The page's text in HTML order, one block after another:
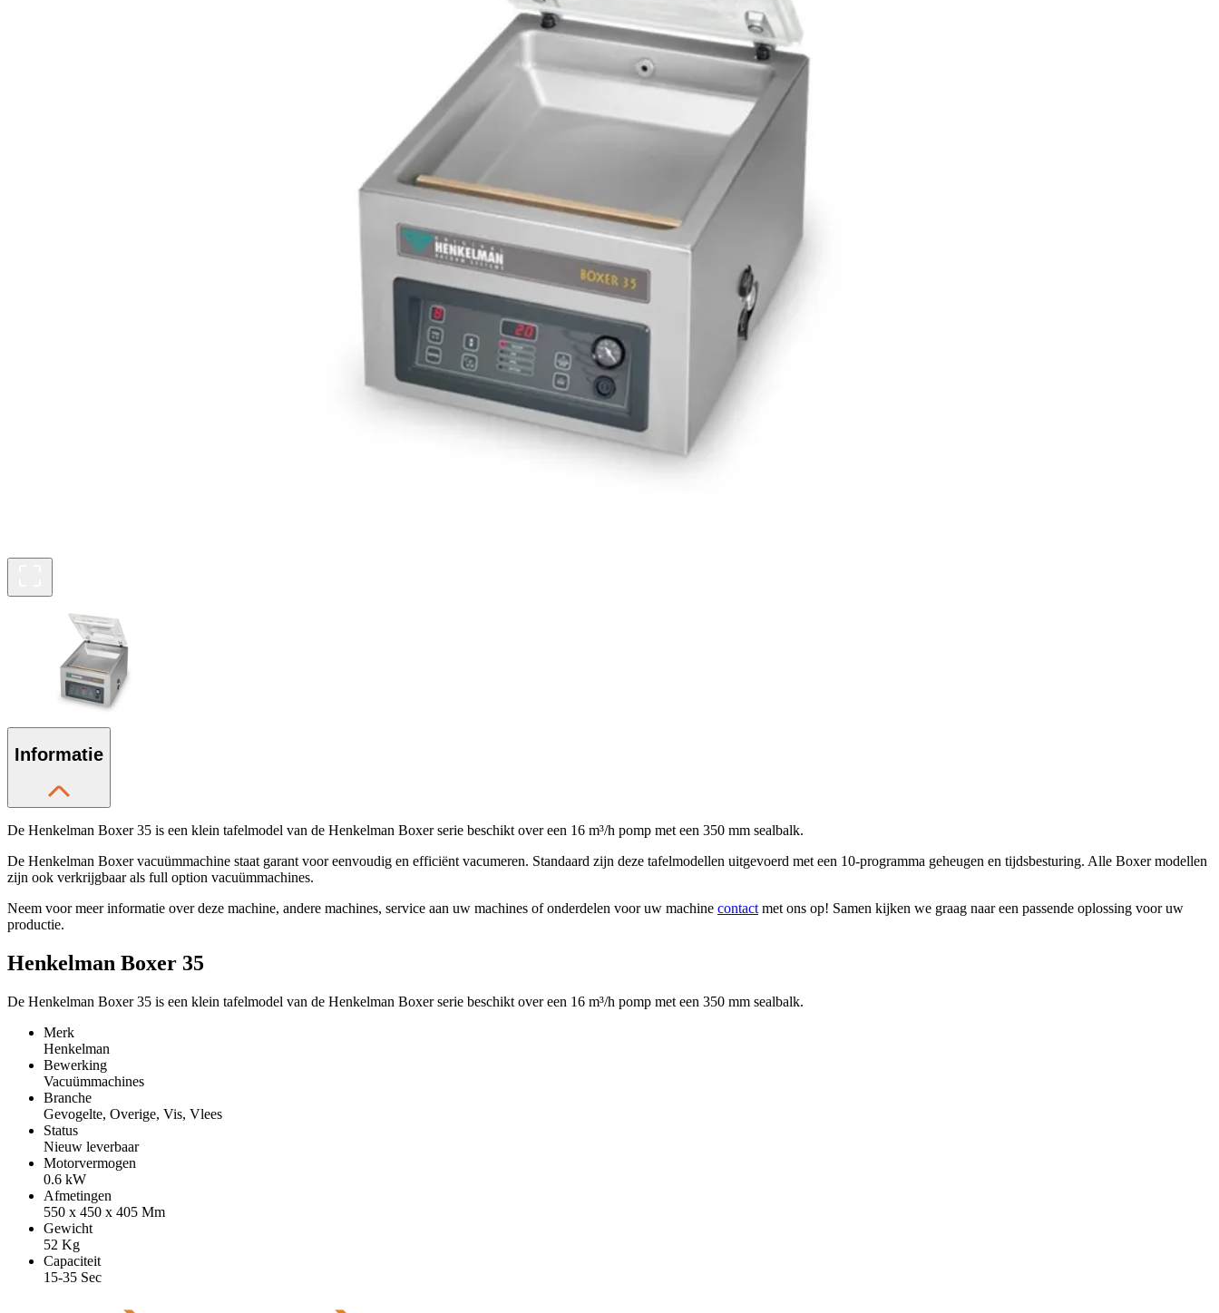
Informatie
De Henkelman Boxer 35 is een klein tafelmodel van de Henkelman Boxer serie beschikt over een 16 m³/h pomp met een 350 mm sealbalk.
De Henkelman Boxer vacuümmachine staat garant voor eenvoudig en efficiënt vacumeren. Standaard zijn deze tafelmodellen uitgevoerd met een 10-programma geheugen en tijdsbesturing. Alle Boxer modellen
zijn ook verkrijgbaar als full option vacuümmachines.
Neem voor meer informatie over deze machine, andere machines, service aan uw machines of onderdelen voor uw machine contact met ons op! Samen kijken we graag naar een passende oplossing voor uw
productie.
Henkelman Boxer 35
De Henkelman Boxer 35 is een klein tafelmodel van de Henkelman Boxer serie beschikt over een 16 m³/h pomp met een 350 mm sealbalk.
Merk
Henkelman
Bewerking
Vacuümmachines
Branche
Gevogelte, Overige, Vis, Vlees
Status
Nieuw leverbaar
Motorvermogen
0.6 kW
Afmetingen
550 x 450 x 405 Mm
Gewicht
52 Kg
Capaciteit
15-35 Sec